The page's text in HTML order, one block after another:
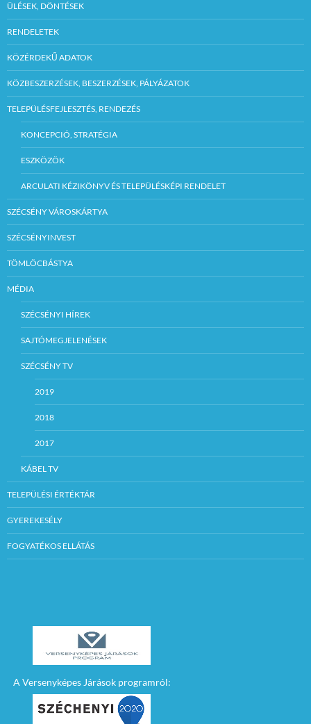
ÜLÉSEK, DÖNTÉSEK
RENDELETEK
KÖZÉRDEKŰ ADATOK
KÖZBESZERZÉSEK, BESZERZÉSEK, PÁLYÁZATOK
TELEPÜLÉSFEJLESZTÉS, RENDEZÉS
KONCEPCIÓ, STRATÉGIA
ESZKÖZÖK
ARCULATI KÉZIKÖNYV ÉS TELEPÜLÉSKÉPI RENDELET
SZÉCSÉNY VÁROSKÁRTYA
SZÉCSÉNYINVEST
TÖMLÖCBÁSTYA
MÉDIA
SZÉCSÉNYI HÍREK
SAJTÓMEGJELENÉSEK
SZÉCSÉNY TV
2019
2018
2017
KÁBEL TV
TELEPÜLÉSI ÉRTÉKTÁR
GYEREKESÉLY
FOGYATÉKOS ELLÁTÁS
A Versenyképes Járások programról: